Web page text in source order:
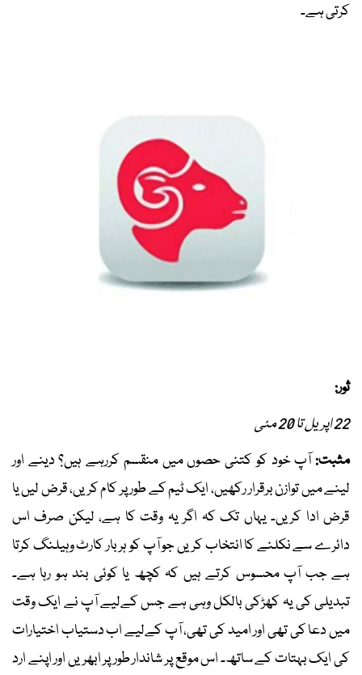
کرتی ہے۔
ثور:
22 اپریل تا 20 مئی
مثبت:آپ خود کو کتنی حصوں میں منقسم کررہے ہیں؟ دینے اور
لینے میں توازن برقرار رکھیں، ایک ٹیم کے طور پر کام کریں، قرض لیں یا
قرض ادا کریں۔ یہاں تک کہ اگر یہ وقت کا ہے، لیکن صرف اس
دائرے سے نکلنے کا انتخاب کریں جو آپ کو ہر بار کارٹ وہیلنگ کرتا
ہے جب آپ محسوس کرتے ہیں کہ کچھ یا کوئی بند ہو رہا ہے۔
تبدیلی کی یہ کھڑکی بالکل وہی ہے جس کےلیے آپ نے ایک وقت
میں دعا کی تھی اور امید کی تھی، آپ کےلیے اب دستیاب اختیارات
کی ایک بہتات کے ساتھ۔ اس موقع پر شاندار طور پر ابھریں اور اپنے ارد